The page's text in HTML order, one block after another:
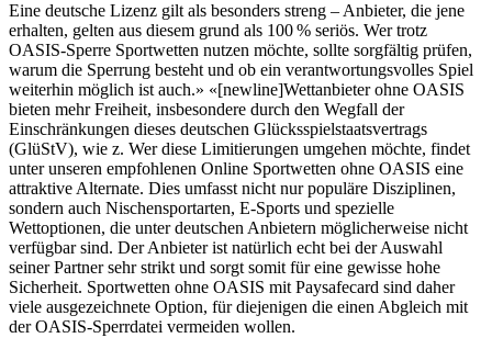
Eine deutsche Lizenz gilt als besonders streng – Anbieter, die jene
erhalten, gelten aus diesem grund als 100 % seriös. Wer trotz
OASIS-Sperre Sportwetten nutzen möchte, sollte sorgfältig prüfen,
warum die Sperrung besteht und ob ein verantwortungsvolles Spiel
weiterhin möglich ist auch.» «[newline]Wettanbieter ohne OASIS
bieten mehr Freiheit, insbesondere durch den Wegfall der
Einschränkungen dieses deutschen Glücksspielstaatsvertrags
(GlüStV), wie z. Wer diese Limitierungen umgehen möchte, findet
unter unseren empfohlenen Online Sportwetten ohne OASIS eine
attraktive Alternate. Dies umfasst nicht nur populäre Disziplinen,
sondern auch Nischensportarten, E-Sports und spezielle
Wettoptionen, die unter deutschen Anbietern möglicherweise nicht
verfügbar sind. Der Anbieter ist natürlich echt bei der Auswahl
seiner Partner sehr strikt und sorgt somit für eine gewisse hohe
Sicherheit. Sportwetten ohne OASIS mit Paysafecard sind daher
viele ausgezeichnete Option, für diejenigen die einen Abgleich mit
der OASIS-Sperrdatei vermeiden wollen.